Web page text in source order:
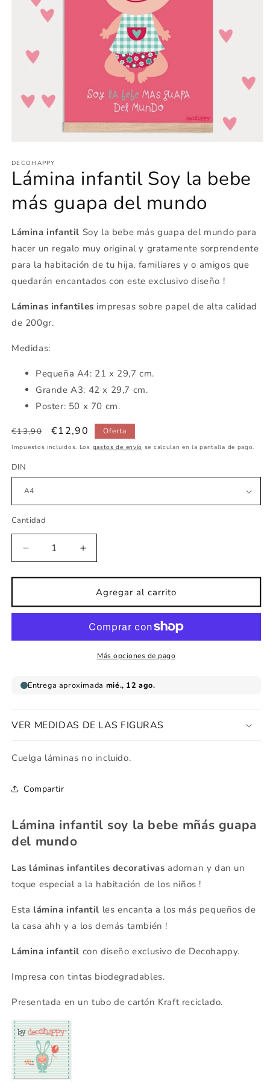
multimedia
1
en
ventana
modal
DECOHAPPY
Lámina infantil Soy la bebe
más guapa del mundo
Lámina infantil Soy la bebe más guapa del mundo para
hacer un regalo muy original y gratamente sorprendente
para la habitación de tu hija, familiares y o amigos que
quedarán encantados con este exclusivo diseño !
Láminas infantiles impresas sobre papel de alta calidad
de 200gr.
Medidas:
Pequeña A4: 21 x 29,7 cm.
Grande A3: 42 x 29,7 cm.
Poster: 50 x 70 cm.
Precio
habitual
€13,90
Precio
de
€12,90 Oferta
Impuestos incluidos. Los gastos de envío se calculan en la pantalla de pago.
DIN
Cantidad
Reducir
cantidad
para
infantil
Soy
bebe
del
mundo
Aumentar
cantidad
para
Lámina
infantil
Soy
la
bebe
más
Agregar al carrito
Más opciones de pago
VER MEDIDAS DE LAS FIGURAS
Cuelga láminas no incluido.
Compartir
Lámina infantil soy la bebe mñás guapa
del mundo
Las láminas infantiles decorativas adornan y dan un
toque especial a la habitación de los niños !
Esta lámina infantil les encanta a los más pequeños de
la casa ahh y a los demás también !
Lámina infantil con diseño exclusivo de Decohappy.
Impresa con tintas biodegradables.
Presentada en un tubo de cartón Kraft reciclado.